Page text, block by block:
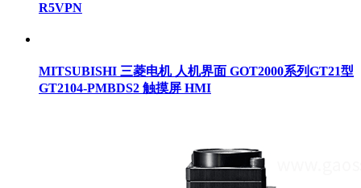
R5VPN
MITSUBISHI 三菱电机 人机界面 GOT2000系列GT21型
GT2104-PMBDS2 触摸屏 HMI